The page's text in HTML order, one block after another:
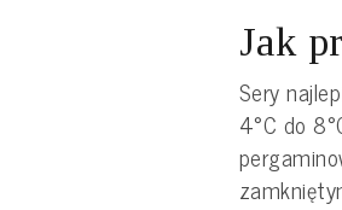
Jak
Sery
4°C do